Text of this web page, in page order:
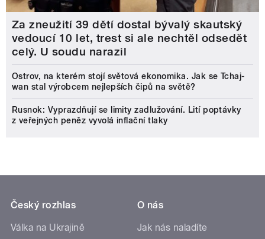
Za zneužití 39 dětí dostal bývalý skautský
vedoucí 10 let, trest si ale nechtěl odsedět
celý. U soudu narazil
Ostrov, na kterém stojí světová ekonomika. Jak se Tchaj-
wan stal výrobcem nejlepších čipů na světě?
Rusnok: Vyprazdňují se limity zadlužování. Lití poptávky
z veřejných peněz vyvolá inflační tlaky
Český rozhlas
Válka na Ukrajině
O nás
Jak nás naladíte